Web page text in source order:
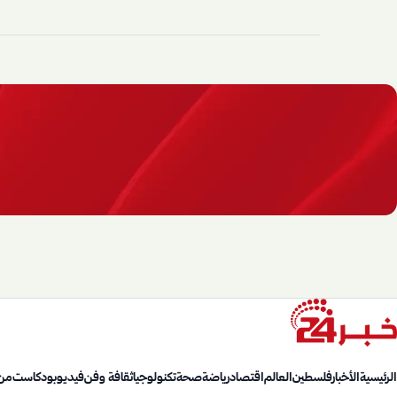
الرئيسيةالأخبارفلسطينالعالماقتصادرياضةصحةتكنولوجياثقافة وفنفيديوبودكاست